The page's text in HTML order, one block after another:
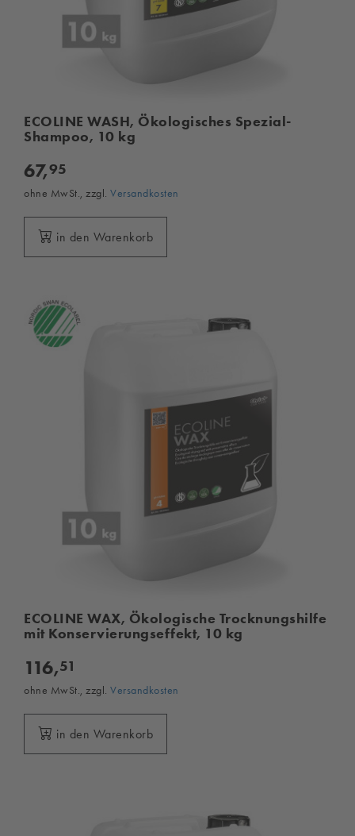
ECOLINE WASH, Ökologisches Spezial-
Shampoo, 10 kg
67,95
ohne MwSt., zzgl. Versandkosten
in den Warenkorb
ECOLINE WAX, Ökologische Trocknungshilfe
mit Konservierungseffekt, 10 kg
116,51
ohne MwSt., zzgl. Versandkosten
in den Warenkorb